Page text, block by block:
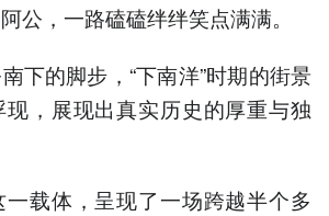
公，一路磕磕绊绊笑点满满。
下的脚步，“下南洋”时期的街景
，展现出真实历史的厚重与独
载体，呈现了一场跨越半个多